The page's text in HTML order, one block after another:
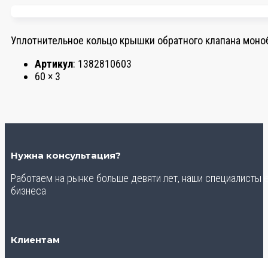
Уплотнительное кольцо крышки обратного клапана
Артикул: 1382810603
60 × 3
Нужна консультация?
Работаем на рынке больше девяти лет, наши
бизнеса
Клиентам